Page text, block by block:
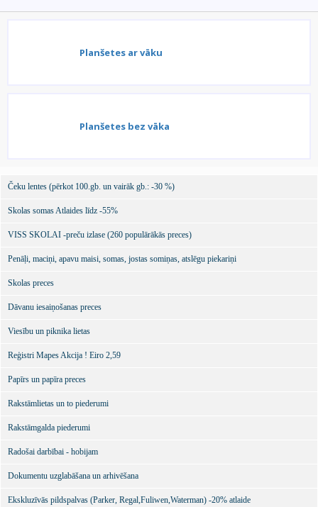
Planšetes ar vāku
Planšetes bez vāka
Čeku lentes (pērkot 100.gb. un vairāk gb.: -30 %)
Skolas somas Atlaides līdz -55%
VISS SKOLAI -preču izlase (260 populārākās preces)
Penāļi, maciņi, apavu maisi, somas, jostas somiņas, atslēgu piekariņi
Skolas preces
Dāvanu iesaiņošanas preces
Viesību un piknika lietas
Reģistri Mapes Akcija ! Eiro 2,59
Papīrs un papīra preces
Rakstāmlietas un to piederumi
Rakstāmgalda piederumi
Radošai darbībai - hobijam
Dokumentu uzglabāšana un arhivēšana
Ekskluzīvās pildspalvas (Parker, Regal,Fuliwen,Waterman) -20% atlaide